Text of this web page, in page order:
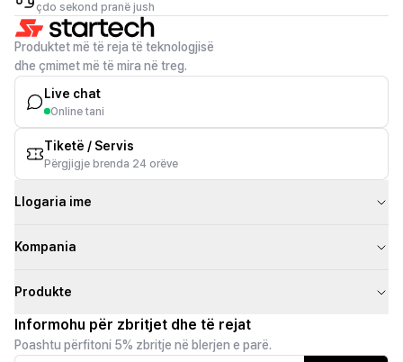
çdo sekond pranë jush
Produktet më të reja të teknologjisë
dhe çmimet më të mira në treg.
Live chat
Online tani
Tiketë / Servis
Përgjigje brenda 24 orëve
Llogaria ime
Kompania
Produkte
Informohu për zbritjet dhe të rejat
Poashtu përfitoni 5% zbritje në blerjen e parë.